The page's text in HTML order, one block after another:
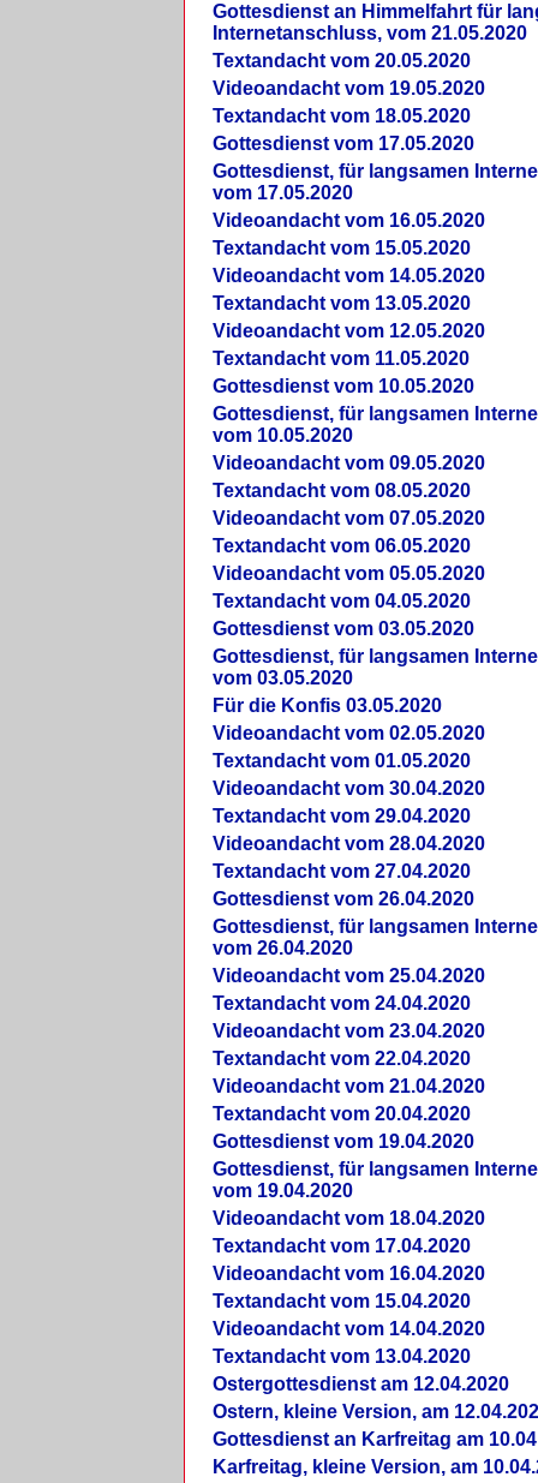
Gottesdienst an Himmelfahrt für
Internetanschluss, vom 21.05.2020
Textandacht vom 20.05.2020
Videoandacht vom 19.05.2020
Textandacht vom 18.05.2020
Gottesdienst vom 17.05.2020
Gottesdienst, für langsamen
vom 17.05.2020
Videoandacht vom 16.05.2020
Textandacht vom 15.05.2020
Videoandacht vom 14.05.2020
Textandacht vom 13.05.2020
Videoandacht vom 12.05.2020
Textandacht vom 11.05.2020
Gottesdienst vom 10.05.2020
Gottesdienst, für langsamen
vom 10.05.2020
Videoandacht vom 09.05.2020
Textandacht vom 08.05.2020
Videoandacht vom 07.05.2020
Textandacht vom 06.05.2020
Videoandacht vom 05.05.2020
Textandacht vom 04.05.2020
Gottesdienst vom 03.05.2020
Gottesdienst, für langsamen
vom 03.05.2020
Für die Konfis 03.05.2020
Videoandacht vom 02.05.2020
Textandacht vom 01.05.2020
Videoandacht vom 30.04.2020
Textandacht vom 29.04.2020
Videoandacht vom 28.04.2020
Textandacht vom 27.04.2020
Gottesdienst vom 26.04.2020
Gottesdienst, für langsamen
vom 26.04.2020
Videoandacht vom 25.04.2020
Textandacht vom 24.04.2020
Videoandacht vom 23.04.2020
Textandacht vom 22.04.2020
Videoandacht vom 21.04.2020
Textandacht vom 20.04.2020
Gottesdienst vom 19.04.2020
Gottesdienst, für langsamen
vom 19.04.2020
Videoandacht vom 18.04.2020
Textandacht vom 17.04.2020
Videoandacht vom 16.04.2020
Textandacht vom 15.04.2020
Videoandacht vom 14.04.2020
Textandacht vom 13.04.2020
Ostergottesdienst am 12.04.2020
Ostern, kleine Version, am
Gottesdienst an Karfreitag am
Karfreitag, kleine Version, am